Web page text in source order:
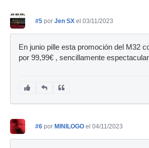
#5 por Jen SX el 03/11/2023
En junio pille esta promoción del M32
por 99,99€ , sencillamente
#6 por MINILOGO el 04/11/2023